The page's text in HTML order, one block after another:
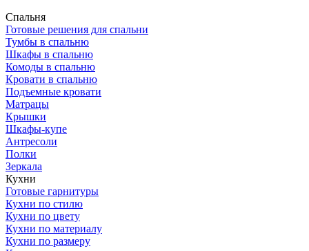
Спальня
Готовые решения для спальни
Тумбы в спальню
Шкафы в спальню
Комоды в спальню
Кровати в спальню
Подъемные кровати
Матрацы
Крышки
Шкафы-купе
Антресоли
Полки
Зеркала
Кухни
Готовые гарнитуры
Кухни по стилю
Кухни по цвету
Кухни по материалу
Кухни по размеру